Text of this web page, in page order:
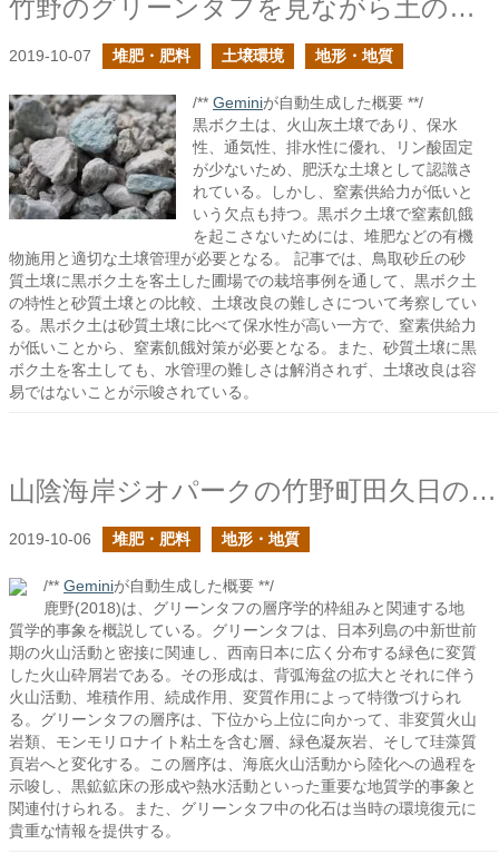
竹野のグリーンタフを見ながら土の形成に思いを馳せる
2019-10-07 堆肥・肥料 土壌環境 地形・地質
/** Geminiが自動生成した概要 **/
黒ボク土は、火山灰土壌であり、保水
性、通気性、排水性に優れ、リン酸固定
が少ないため、肥沃な土壌として認識さ
れている。しかし、窒素供給力が低いと
いう欠点も持つ。黒ボク土壌で窒素飢餓
を起こさないためには、堆肥などの有機
物施用と適切な土壌管理が必要となる。 記事では、鳥取砂丘の砂
質土壌に黒ボク土を客土した圃場での栽培事例を通して、黒ボク土
の特性と砂質土壌との比較、土壌改良の難しさについて考察してい
る。黒ボク土は砂質土壌に比べて保水性が高い一方で、窒素供給力
が低いことから、窒素飢餓対策が必要となる。また、砂質土壌に黒
ボク土を客土しても、水管理の難しさは解消されず、土壌改良は容
易ではないことが示唆されている。
山陰海岸ジオパークの竹野町田久日のグリーンタフ
2019-10-06 堆肥・肥料 地形・地質
/** Geminiが自動生成した概要 **/
鹿野(2018)は、グリーンタフの層序学的枠組みと関連する地
質学的事象を概説している。グリーンタフは、日本列島の中新世前
期の火山活動と密接に関連し、西南日本に広く分布する緑色に変質
した火山砕屑岩である。その形成は、背弧海盆の拡大とそれに伴う
火山活動、堆積作用、続成作用、変質作用によって特徴づけられ
る。グリーンタフの層序は、下位から上位に向かって、非変質火山
岩類、モンモリロナイト粘土を含む層、緑色凝灰岩、そして珪藻質
頁岩へと変化する。この層序は、海底火山活動から陸化への過程を
示唆し、黒鉱鉱床の形成や熱水活動といった重要な地質学的事象と
関連付けられる。また、グリーンタフ中の化石は当時の環境復元に
貴重な情報を提供する。